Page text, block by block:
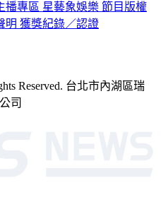
播專區 星藝象娛樂 節目版權
明 獲獎紀錄／認證
Reserved. 台北市內湖區瑞
司